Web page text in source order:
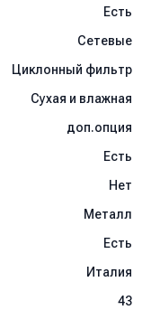
Есть
Сетевые
Циклонный фильтр
Сухая и влажная
доп.опция
Есть
Нет
Металл
Есть
Италия
43